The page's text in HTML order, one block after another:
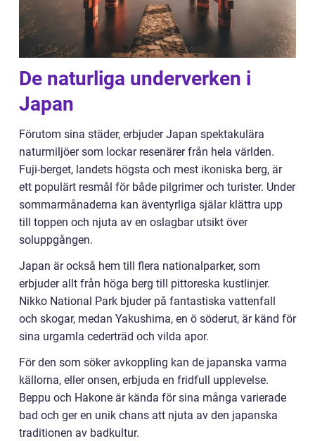
De naturliga underverken i
Japan
Förutom sina städer, erbjuder Japan spektakulära
naturmiljöer som lockar resenärer från hela världen.
Fuji-berget, landets högsta och mest ikoniska berg, är
ett populärt resmål för både pilgrimer och turister. Under
sommarmånaderna kan äventyrliga själar klättra upp
till toppen och njuta av en oslagbar utsikt över
soluppgången.
Japan är också hem till flera nationalparker, som
erbjuder allt från höga berg till pittoreska kustlinjer.
Nikko National Park bjuder på fantastiska vattenfall
och skogar, medan Yakushima, en ö söderut, är känd för
sina urgamla cederträd och vilda apor.
För den som söker avkoppling kan de japanska varma
källorna, eller onsen, erbjuda en fridfull upplevelse.
Beppu och Hakone är kända för sina många varierade
bad och ger en unik chans att njuta av den japanska
traditionen av badkultur.